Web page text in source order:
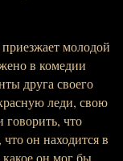
молодой
в комедии
друга своего
леди, свою
что
он находится в
какое он мог бы